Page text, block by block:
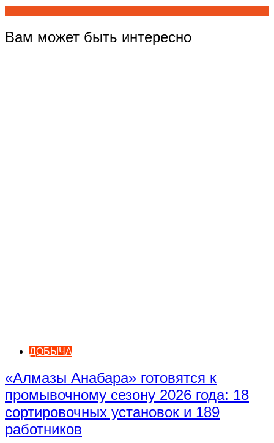
Вам может быть интересно
ДОБЫЧА
«Алмазы Анабара» готовятся к
промывочному сезону 2026 года: 18
сортировочных установок и 189
работников